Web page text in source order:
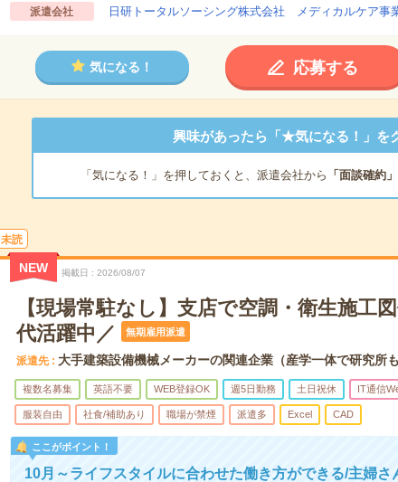
派遣会社 日研トータルソーシング株式会社 メディカルケア
気になる！ 応募する
興味があったら「★気になる！」を
「気になる！」を押しておくと、派遣会社から 「面談確約」
未読
NEW 掲載日 2026/08/07
【現場常駐なし】支店で空調・衛生施工
代活躍中／
無期雇用派遣
派遣先 大手建築設備機械メーカーの関連企業（産学一体で研究所
複数名募集 英語不要 WEB登録OK 週5日勤務 土日祝休 IT通信
服装自由 社食/補助あり 職場が禁煙 派遣多 Excel CAD
ここがポイント！
10月～ライフスタイルに合わせた働き方ができる/主婦さ